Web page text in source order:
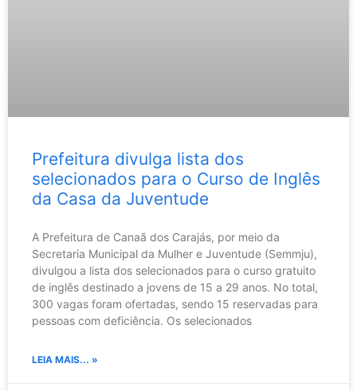
Prefeitura divulga lista dos
selecionados para o Curso de Inglês
da Casa da Juventude
A Prefeitura de Canaã dos Carajás, por meio da
Secretaria Municipal da Mulher e Juventude (Semmju),
divulgou a lista dos selecionados para o curso gratuito
de inglês destinado a jovens de 15 a 29 anos. No total,
300 vagas foram ofertadas, sendo 15 reservadas para
pessoas com deficiência. Os selecionados
LEIA MAIS... »